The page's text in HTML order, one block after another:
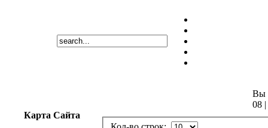
Вы
08
Карта Сайта